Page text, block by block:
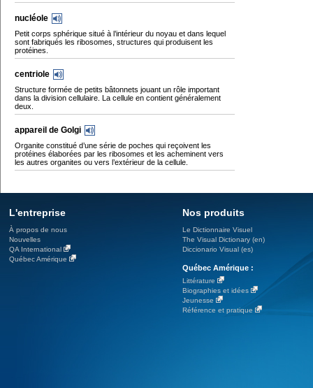
nucléole
Petit corps sphérique situé à l’intérieur du noyau et dans lequel
sont fabriqués les ribosomes, structures qui produisent les
protéines.
centriole
Structure formée de petits bâtonnets jouant un rôle important
dans la division cellulaire. La cellule en contient généralement
deux.
appareil de Golgi
Organite constitué d’une série de poches qui reçoivent les
protéines élaborées par les ribosomes et les acheminent vers
les autres organites ou vers l’extérieur de la cellule.
L'entreprise
À propos de nous
Nouvelles
QA International
Québec Amérique
Nos produits
Le Dictionnaire Visuel
The Visual Dictionary (en)
Diccionario Visual (es)
Québec Amérique :
Littérature
Biographies et idées
Jeunesse
Référence et pratique